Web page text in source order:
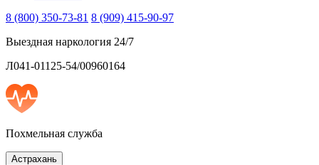
8 (800) 350-73-81 8 (909) 415-90-97
Выездная наркология 24/7
Л041-01125-54/00960164
Похмельная служба
Астрахань